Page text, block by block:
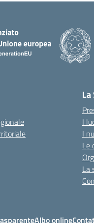
I
I
Le
La
Albo online